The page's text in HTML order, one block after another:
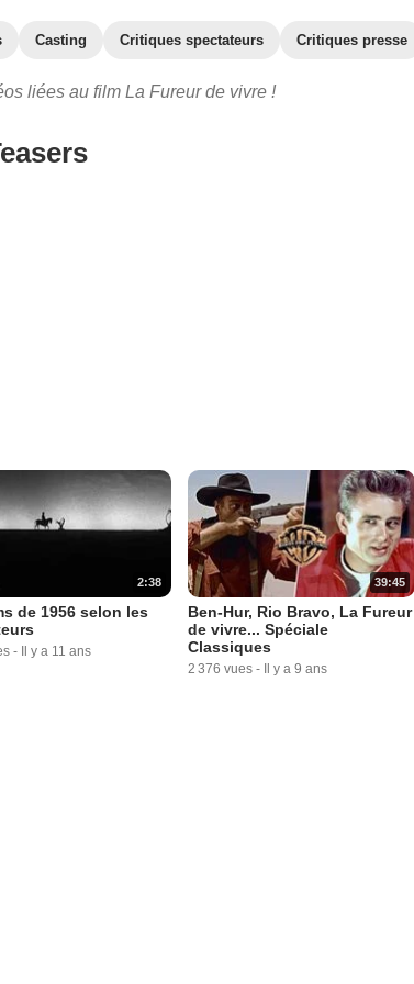
Casting Critiques spectateurs Critiques presse
liées au film La Fureur de vivre !
2:38
de 1956 selon les
- Il y a 11 ans
39:45
Ben-Hur, Rio Bravo, La Fureur
de vivre... Spéciale
Classiques
2 376 vues - Il y a 9 ans